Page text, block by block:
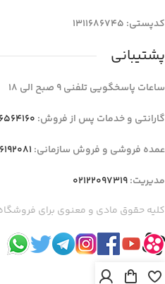
کدپستی: 1311686745
پشتیبانی
ساعات پاسخگویی تلفنی 9 صبح الی 18
گارانتی و خدمات پس از فروش:
عمده فروشی و فروش سازمانی:
مدیریت:02122097319
کلیه حقوق مادی و معنوی برای